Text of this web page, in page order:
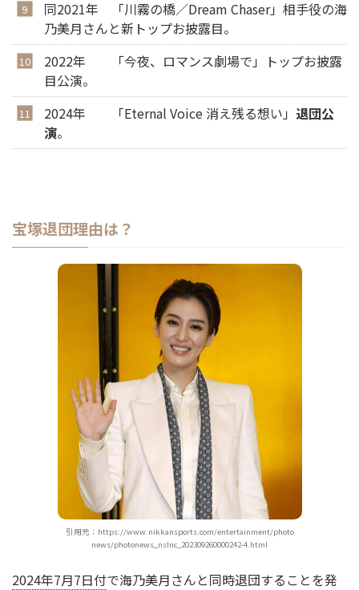
同2021年 「川霧の橋／Dream Chaser」相手役の海
乃美月さんと新トップお披露目。
2022年 「今夜、ロマンス劇場で」トップお披露
目公演。
2024年 「Eternal Voice 消え残る想い」 退団公
演。
宝塚退団理由は？
引用元：https://www.nikkansports.com/entertainment/photo
news/photonews_nsInc_202309260000242-4.html
2024年7月7日付で海乃美月さんと同時退団することを発